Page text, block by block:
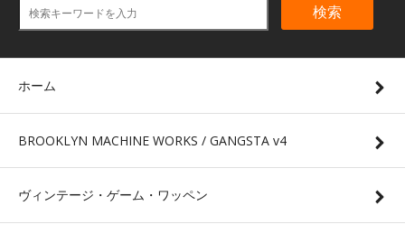
検索
ホーム
BROOKLYN MACHINE WORKS / GANGSTA v4
ヴィンテージ・ゲーム・ワッペン